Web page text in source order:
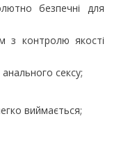
безпечні для
з контролю якості
сексу;
виймається;